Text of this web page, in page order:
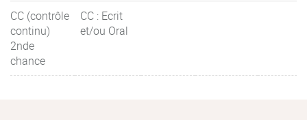
CC (contrôle
continu)
2nde
chance
CC : Ecrit
et/ou Oral